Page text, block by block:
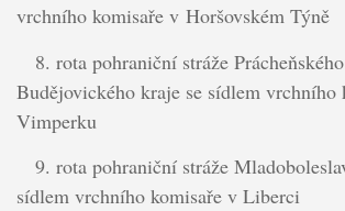
vrchního komisaře v Horšovském Týně
8. rota pohraniční stráže
Budějovického kraje se sídlem vrchního
Vimperku
9. rota pohraniční stráže
sídlem vrchního komisaře v Liberci